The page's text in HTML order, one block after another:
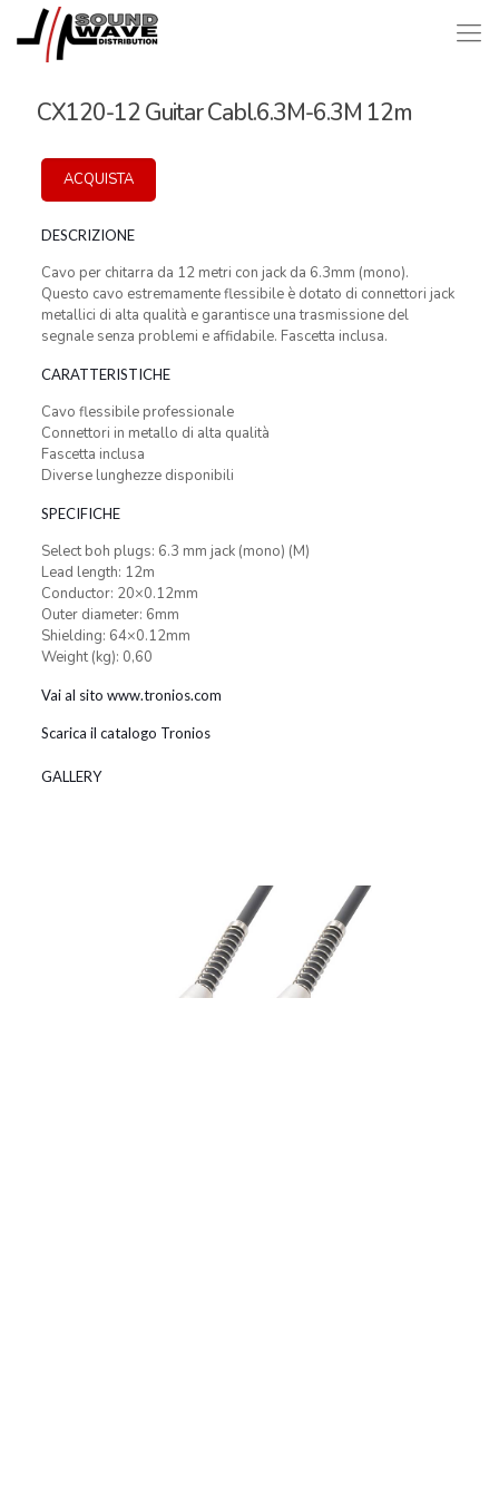
CX120-12 Guitar Cabl.6.3M-6.3M 12m
ACQUISTA
DESCRIZIONE
Cavo per chitarra da 12 metri con jack da 6.3mm (mono).
Questo cavo estremamente flessibile è dotato di connettori jack
metallici di alta qualità e garantisce una trasmissione del
segnale senza problemi e affidabile. Fascetta inclusa.
CARATTERISTICHE
Cavo flessibile professionale
Connettori in metallo di alta qualità
Fascetta inclusa
Diverse lunghezze disponibili
SPECIFICHE
Select boh plugs: 6.3 mm jack (mono) (M)
Lead length: 12m
Conductor: 20×0.12mm
Outer diameter: 6mm
Shielding: 64×0.12mm
Weight (kg): 0,60
Vai al sito www.tronios.com
Scarica il catalogo Tronios
GALLERY